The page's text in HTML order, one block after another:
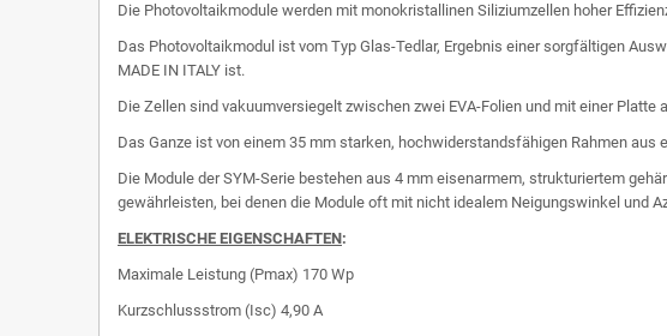
Die Photovoltaikmodule werden mit monokristallinen Siliziumzellen hoher
Das Photovoltaikmodul ist vom Typ Glas-Tedlar, Ergebnis einer sorgfältigen
MADE IN ITALY ist.
Die Zellen sind vakuumversiegelt zwischen zwei EVA-Folien und mit einer
Das Ganze ist von einem 35 mm starken, hochwiderstandsfähigen Rahmen aus
Die Module der SYM-Serie bestehen aus 4 mm eisenarmem, strukturiertem
gewährleisten, bei denen die Module oft mit nicht idealem Neigungswinkel und
ELEKTRISCHE EIGENSCHAFTEN:
Maximale Leistung (Pmax) 170 Wp
Kurzschlussstrom (Isc) 4,90 A